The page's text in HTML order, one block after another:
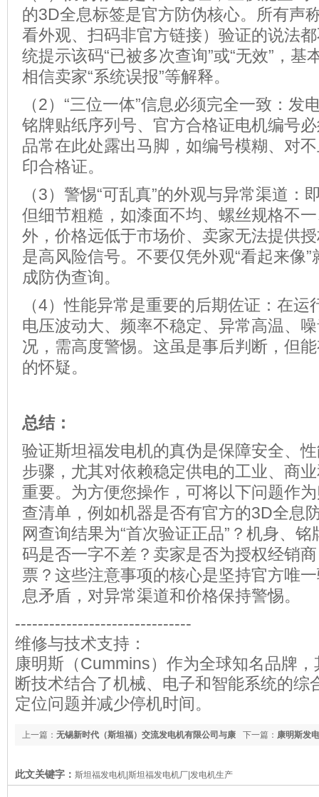
的3D全息标签是官方防伪核心。所有声
看外观、扫码非官方链接）验证的说法
统提示该码“已被多次查询”或“无效”，基
相信卖家“系统误报”等解释。
（2）“三位一体”信息必须完全一致：发
铭牌贴纸序列号、官方合格证电机编号
品常在此处露出马脚，如编号模糊、对
印合格证。
（3）警惕“可乱真”的外观与异常渠道：
但细节粗糙，如漆面不均、螺丝规格不
外，价格远低于市场价、卖家无法提供
是高风险信号。不要仅凭外观“看起来像
成防伪查询。
（4）性能异常是重要的后期佐证：在
电压波动大、频率不稳定、异常高温、
况，需高度警惕。这虽是事后判断，但
的怀疑。
总结：
验证斯坦福发电机的真伪是保障安全、
步骤，尤其对依赖稳定供电的工业、商
重要。为方便您操作，可将以下问题作
查清单，例如机器是否有官方的3D全息
网查询结果为“首次验证正品”？机身、
码是否一字不差？卖家是否为授权经销
票？这些注意事项的核心是坚持官方唯
息矛盾，对异常渠道和价格保持警惕。
-------------------------------
维修与技术支持：
康明斯（Cummins）作为全球知名品牌
断技术结合了机械、电子和智能系统的综
定位问题并减少停机时间。
下一篇： 康明斯发
上一篇： 无锡新时代（斯坦福）交流发电机有限公司与康
此文关键字： 斯坦福发电机|斯坦福发电机厂|发电机生产